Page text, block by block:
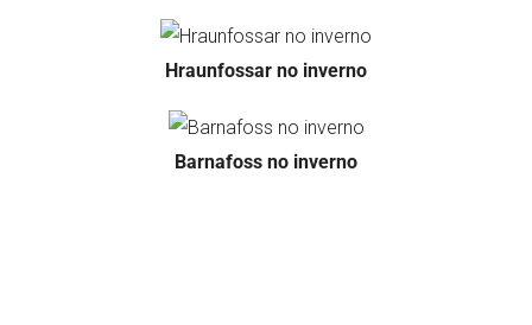
Hraunfossar no inverno
Barnafoss no inverno